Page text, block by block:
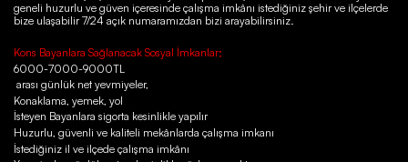
geneli huzurlu ve güven içeresinde çalışma imkânı istediğiniz şehir ve ilçelerde
bize ulaşabilir 7/24 açık numaramızdan bizi arayabilirsiniz.
Kons Bayanlara Sağlanacak Sosyal İmkanlar;
6000-7000-9000TL
arası günlük net yevmiyeler,
Konaklama, yemek, yol
İsteyen Bayanlara sigorta kesinlikle yapılır
Huzurlu, güvenli ve kaliteli mekânlarda çalışma imkanı
İstediğiniz il ve ilçede çalışma imkânı